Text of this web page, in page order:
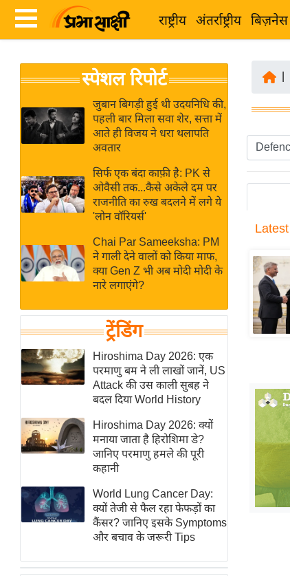
राष्ट्रीय अंतर्राष्ट्रीय बिज़नेस
News
Hindi
News
Live
News in
Hindi
Hindi
News
Hindi
ख
ब
अंतर्राष्ट्रीय
बिज़नेस
जगत
विशेषज्ञ
बजट
खेल
क्रिकेट
IPL
ई-पेपर
मिसाल बेमिसाल
शख्सियत
यंग इंडिया
साहित्य जगत
ऑटो वर्ल्ड
न्यूज ब्रीफ
स्पेशल रिपोर्ट
जुबान बिगड़ी हुई थी उदयनिधि की,
पहली बार मिला सवा शेर, सत्ता में
आते ही विजय ने धरा थलापति
अवतार
सिर्फ एक बंदा काफ़ी है: PK से
ओवैसी तक...कैसे अकेले दम पर
राजनीति का रुख बदलने में लगे ये
'लोन वॉरियर्स'
Chai Par Sameeksha: PM
ने गाली देने वालों को किया माफ,
क्या Gen Z भी अब मोदी मोदी के
नारे लगाएंगे?
ट्रेंडिंग
Hiroshima Day 2026: एक
परमाणु बम ने ली लाखों जानें, US
Attack की उस काली सुबह ने
बदल दिया World History
Hiroshima Day 2026: क्यों
मनाया जाता है हिरोशिमा डे?
जानिए परमाणु हमले की पूरी
कहानी
World Lung Cancer Day:
क्यों तेजी से फैल रहा फेफड़ों का
कैंसर? जानिए इसके Symptoms
और बचाव के जरूरी Tips
Latest